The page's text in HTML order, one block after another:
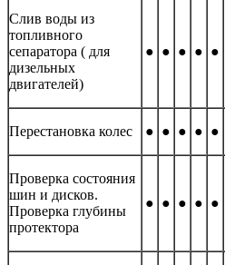
Слив воды из
топливного
сепаратора ( для
дизельных
двигателей)
● ● ● ● ●
Перестановка колес ● ● ● ● ●
Проверка состояния
шин и дисков.
Проверка глубины
протектора
● ● ● ● ●